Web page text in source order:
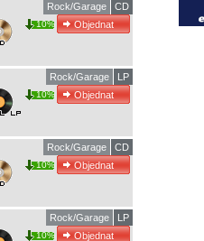
CD
Rock/Garage
10%
LP
Rock/Garage
10%
CD
Rock/Garage
10%
LP
Rock/Garage
10%